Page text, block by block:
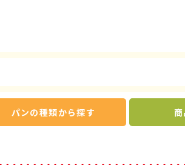
パンの種類から探す